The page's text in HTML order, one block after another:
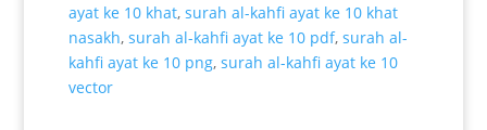
ayat ke 10 khat, surah al-kahfi ayat ke 10 khat
nasakh, surah al-kahfi ayat ke 10 pdf, surah al-
kahfi ayat ke 10 png, surah al-kahfi ayat ke 10
vector